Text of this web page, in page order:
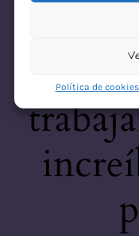
Política de cookies